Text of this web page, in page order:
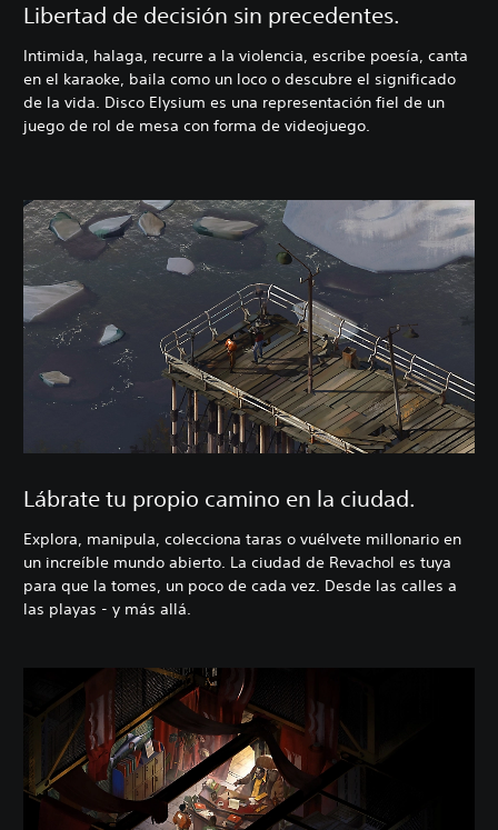
Libertad de decisión sin precedentes.
Intimida, halaga, recurre a la violencia, escribe poesía, canta
en el karaoke, baila como un loco o descubre el significado
de la vida. Disco Elysium es una representación fiel de un
juego de rol de mesa con forma de videojuego.
Lábrate tu propio camino en la ciudad.
Explora, manipula, colecciona taras o vuélvete millonario en
un increíble mundo abierto. La ciudad de Revachol es tuya
para que la tomes, un poco de cada vez. Desde las calles a
las playas - y más allá.